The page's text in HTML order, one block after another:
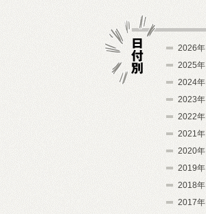
2026年
2025年
2024年
2023年
2022年
2021年
2020年
2019年
2018年
2017年